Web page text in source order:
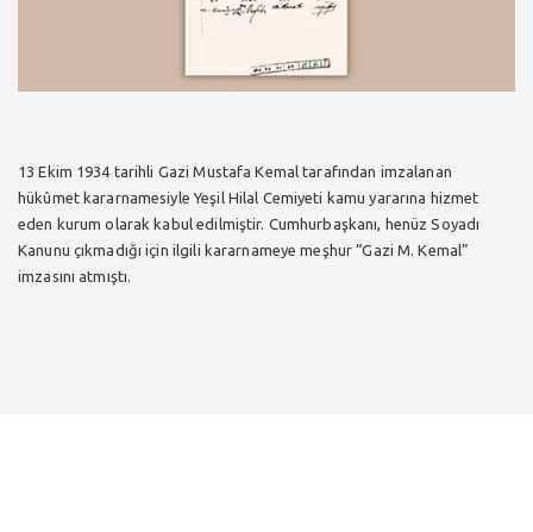
13 Ekim 1934 tarihli Gazi Mustafa Kemal tarafından imzalanan
hükûmet kararnamesiyle Yeşil Hilal Cemiyeti kamu yararına hizmet
eden kurum olarak kabul edilmiştir. Cumhurbaşkanı, henüz Soyadı
Kanunu çıkmadığı için ilgili kararnameye meşhur “Gazi M. Kemal”
imzasını atmıştı.